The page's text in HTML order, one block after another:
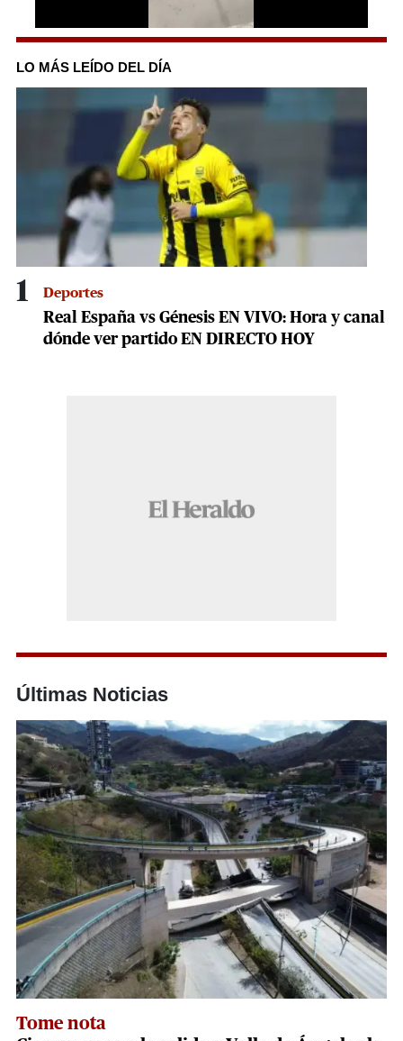
0
39
seconds
LO MÁS LEÍDO DEL DÍA
1 Deportes
Real España vs Génesis EN VIVO: Hora y canal
dónde ver partido EN DIRECTO HOY
Últimas Noticias
Tome nota